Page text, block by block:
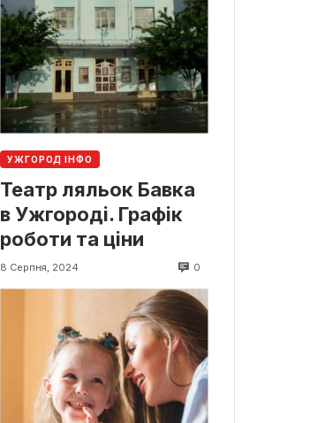
УЖГОРОД ІНФО
Театр ляльок Бавка
в Ужгороді. Графік
роботи та ціни
8 Серпня, 2024 0